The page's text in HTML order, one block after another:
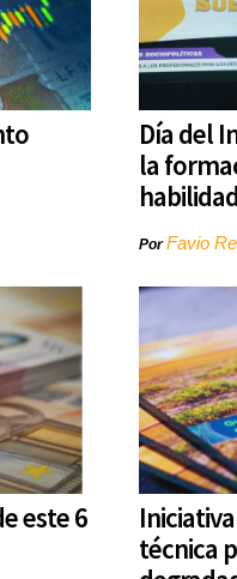
Día del
la
PorFavio Re
este 6
técnica